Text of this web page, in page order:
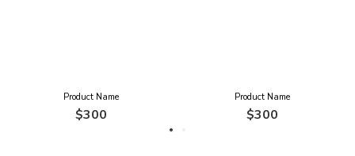
Product Name
$300
Product Name
$300